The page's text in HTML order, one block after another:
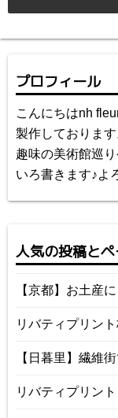
プロフィール
こんにちはnh
製作しております
趣味の美術館巡
いろ書きます♪よ
人気の投稿と
【京都】お土産
リバティプリン
【日暮里】繊維
リバティプリン